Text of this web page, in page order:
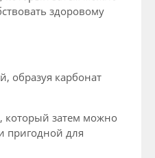
здоровому
образуя карбонат
который затем можно
пригодной для